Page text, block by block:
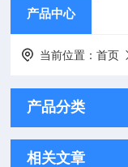
产品中心
当前位置：首页
产品分类
相关文章